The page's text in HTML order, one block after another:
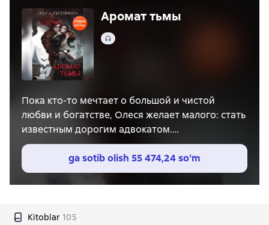
Аромат тьмы
Audio
Пока кто-то мечтает о большой и чистой
любви и богатстве, Олеся желает малого: стать
известным дорогим адвокатом.
Но жизнь и Мироздание преподносят
сюрпризы. И вот она уже в другом мире, в
логове черных магов.
Приятно, что теперь обладает магией. Обидно,
Вместо прекрасного принца – жуткое
ga sotib olish 55 474,24 soʻm
Kitoblar 105